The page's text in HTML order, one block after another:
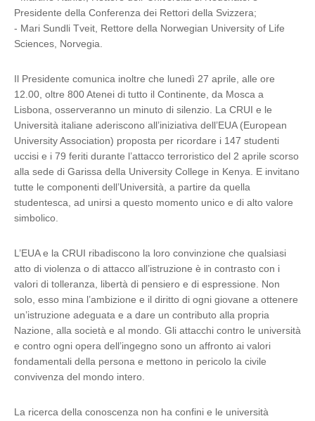
Presidente della Conferenza dei Rettori della Svizzera;
- Mari Sundli Tveit, Rettore della Norwegian University of Life
Sciences, Norvegia.
Il Presidente comunica inoltre che lunedì 27 aprile, alle ore
12.00, oltre 800 Atenei di tutto il Continente, da Mosca a
Lisbona, osserveranno un minuto di silenzio. La CRUI e le
Università italiane aderiscono all’iniziativa dell’EUA (European
University Association) proposta per ricordare i 147 studenti
uccisi e i 79 feriti durante l’attacco terroristico del 2 aprile scorso
alla sede di Garissa della University College in Kenya. E invitano
tutte le componenti dell’Università, a partire da quella
studentesca, ad unirsi a questo momento unico e di alto valore
simbolico.
L’EUA e la CRUI ribadiscono la loro convinzione che qualsiasi
atto di violenza o di attacco all’istruzione è in contrasto con i
valori di tolleranza, libertà di pensiero e di espressione. Non
solo, esso mina l’ambizione e il diritto di ogni giovane a ottenere
un’istruzione adeguata e a dare un contributo alla propria
Nazione, alla società e al mondo. Gli attacchi contro le università
e contro ogni opera dell’ingegno sono un affronto ai valori
fondamentali della persona e mettono in pericolo la civile
convivenza del mondo intero.
La ricerca della conoscenza non ha confini e le università